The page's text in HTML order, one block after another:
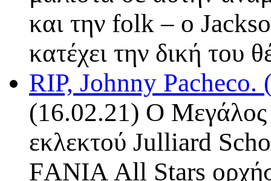
και την folk – ο
κατέχει την δική
RIP, Johnny
(16.02.21) Ο Μεγάλος
εκλεκτού Julliard
FΑΝΙΑ All Stars